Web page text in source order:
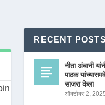
RECENT POSTS
नीता अंबानी
पाठक
साजरा केला
ऑक्टोबर 2,